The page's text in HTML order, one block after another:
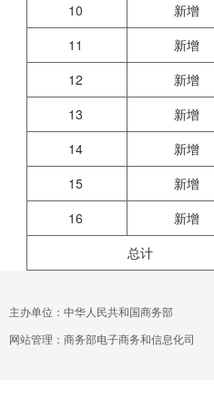
10
新增
11
新增
12
新增
13
新增
14
新增
15
新增
16
新增
总计
主办单位：中华人民共和国商务部
网站管理：商务部电子商务和信息化司